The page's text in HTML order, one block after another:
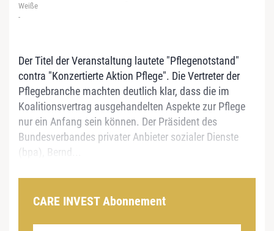
Weiße
-
Der Titel der Veranstaltung lautete "Pflegenotstand"
contra "Konzertierte Aktion Pflege". Die Vertreter der
Pflegebranche machten deutlich klar, dass die im
Koalitionsvertrag ausgehandelten Aspekte zur Pflege
nur ein Anfang sein können. Der Präsident des
Bundesverbandes privater Anbieter sozialer Dienste
(bpa), Bernd...
CARE INVEST Abonnement